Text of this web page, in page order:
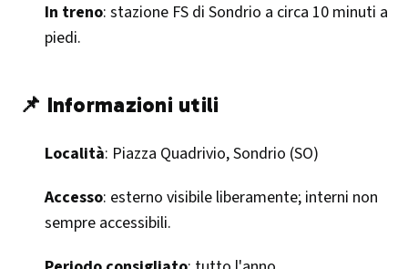
In treno: stazione FS di Sondrio a circa 10 minuti a
piedi.​
📌 Informazioni utili
Località: Piazza Quadrivio, Sondrio (SO)
Accesso: esterno visibile liberamente; interni non
sempre accessibili.